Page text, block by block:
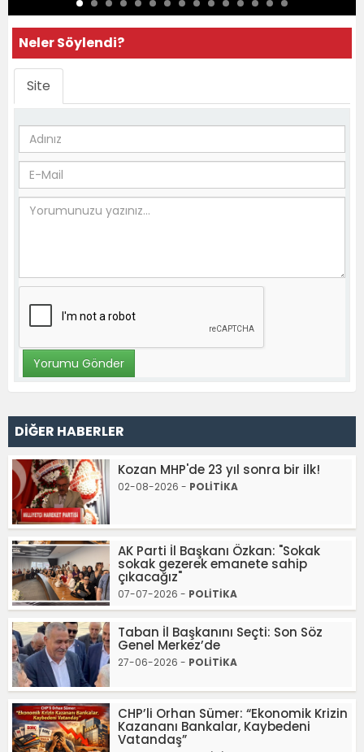
Neler Söylendi?
Site
DİĞER HABERLER
Kozan MHP'de 23 yıl sonra bir ilk!
02-08-2026 - POLİTİKA
AK Parti İl Başkanı Özkan: "Sokak
sokak gezerek emanete sahip
çıkacağız"
07-07-2026 - POLİTİKA
Taban İl Başkanını Seçti: Son Söz
Genel Merkez’de
27-06-2026 - POLİTİKA
CHP’li Orhan Sümer: “Ekonomik Krizin
Kazananı Bankalar, Kaybedeni
Vatandaş”